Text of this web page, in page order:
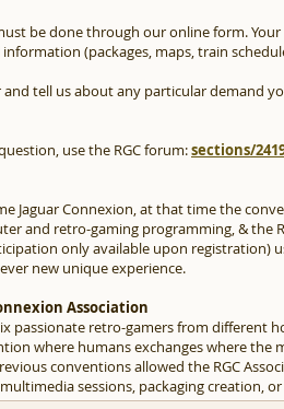
be done through our online form.
(packages, maps, train
tell us about any particular demand
use the RGC forum:sections/
Jaguar Connexion, at that time the
and retro-gaming programming, & the
only available upon registration)
new unique experience.
Association
passionate retro-gamers from
where humans exchanges where the
conventions allowed the RGC
sessions, packaging creation,